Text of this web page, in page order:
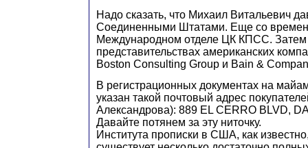
Надо сказать, что Михаил Витальевич
Соединенными Штатами. Еще со времен,
Международном отделе ЦК КПСС. Затем
представительствах американских
Boston Consulting Group и Bain &
В регистрационных документах на
указан такой почтовый адрес
Александрова): 889 EL CERRO BLVD,
Давайте потянем за эту ниточку.
Института прописки в США, как